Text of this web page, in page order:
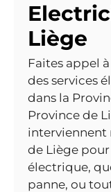
Liège
Faites appel
des services
dans la
Province de
interviennent
de Liège
électrique,
panne, ou